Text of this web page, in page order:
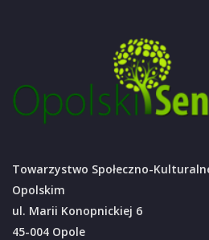
Towarzystwo Społeczno-
Opolskim
ul. Marii Konopnickiej 6
45-004 Opole